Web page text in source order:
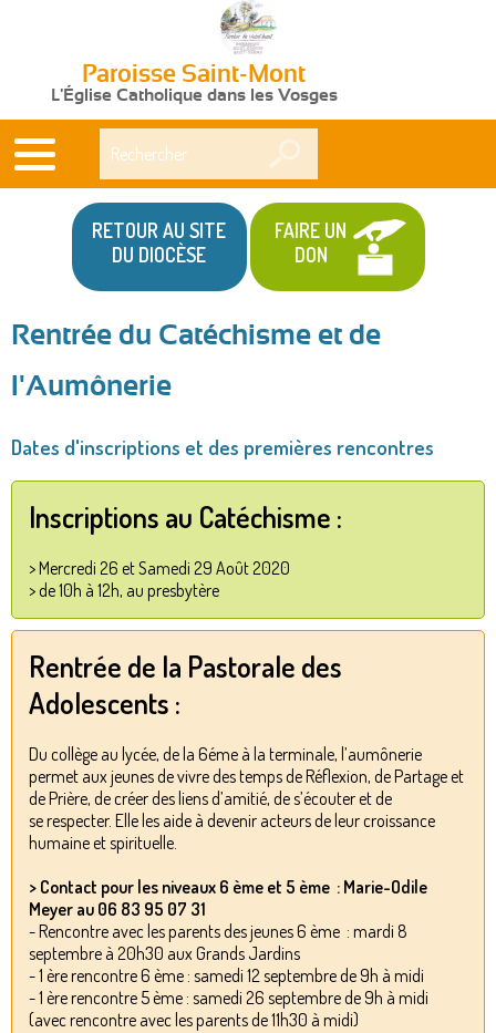
Paroisse Saint-Mont
L'Église Catholique dans les Vosges
RETOUR AU SITE
DU DIOCÈSE
FAIRE UN
DON
êtes
ici
Rentrée du Catéchisme et de
l'Aumônerie
Dates d'inscriptions et des premières rencontres
Inscriptions au Catéchisme :
> Mercredi 26 et Samedi 29 Août 2020
> de 10h à 12h, au presbytère
Rentrée de la Pastorale des
Adolescents :
Du collège au lycée, de la 6éme à la terminale, l’aumônerie
permet aux jeunes de vivre des temps de Réflexion, de Partage et
de Prière, de créer des liens d’amitié, de s’écouter et de
se respecter. Elle les aide à devenir acteurs de leur croissance
humaine et spirituelle.
> Contact pour les niveaux 6 ème et 5 ème : Marie-Odile
Meyer au 06 83 95 07 31
- Rencontre avec les parents des jeunes 6 ème : mardi 8
septembre à 20h30 aux Grands Jardins
- 1 ère rencontre 6 ème : samedi 12 septembre de 9h à midi
- 1 ère rencontre 5 ème : samedi 26 septembre de 9h à midi
(avec rencontre avec les parents de 11h30 à midi)